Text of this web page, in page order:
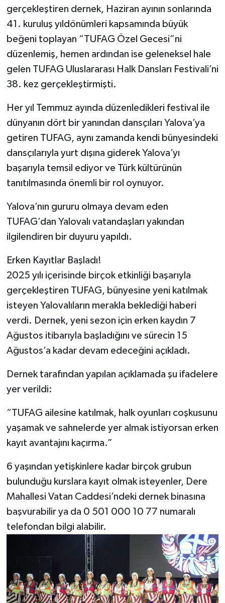
gerçekleştiren dernek, Haziran ayının sonlarında
41. kuruluş yıldönümleri kapsamında büyük
beğeni toplayan “TUFAG Özel Gecesi”ni
düzenlemiş, hemen ardından ise geleneksel hale
gelen TUFAG Uluslararası Halk Dansları Festivali’ni
38. kez gerçekleştirmişti.
Her yıl Temmuz ayında düzenledikleri festival ile
dünyanın dört bir yanından dansçıları Yalova’ya
getiren TUFAG, aynı zamanda kendi bünyesindeki
dansçılarıyla yurt dışına giderek Yalova’yı
başarıyla temsil ediyor ve Türk kültürünün
tanıtılmasında önemli bir rol oynuyor.
Yalova’nın gururu olmaya devam eden
TUFAG’dan Yalovalı vatandaşları yakından
ilgilendiren bir duyuru yapıldı.
Erken Kayıtlar Başladı!
2025 yılı içerisinde birçok etkinliği başarıyla
gerçekleştiren TUFAG, bünyesine yeni katılmak
isteyen Yalovalıların merakla beklediği haberi
verdi. Dernek, yeni sezon için erken kaydın 7
Ağustos itibarıyla başladığını ve sürecin 15
Ağustos’a kadar devam edeceğini açıkladı.
Dernek tarafından yapılan açıklamada şu ifadelere
yer verildi:
“TUFAG ailesine katılmak, halk oyunları coşkusunu
yaşamak ve sahnelerde yer almak istiyorsan erken
kayıt avantajını kaçırma.”
6 yaşından yetişkinlere kadar birçok grubun
bulunduğu kurslara kayıt olmak isteyenler, Dere
Mahallesi Vatan Caddesi’ndeki dernek binasına
başvurabilir ya da 0 501 000 10 77 numaralı
telefondan bilgi alabilir.